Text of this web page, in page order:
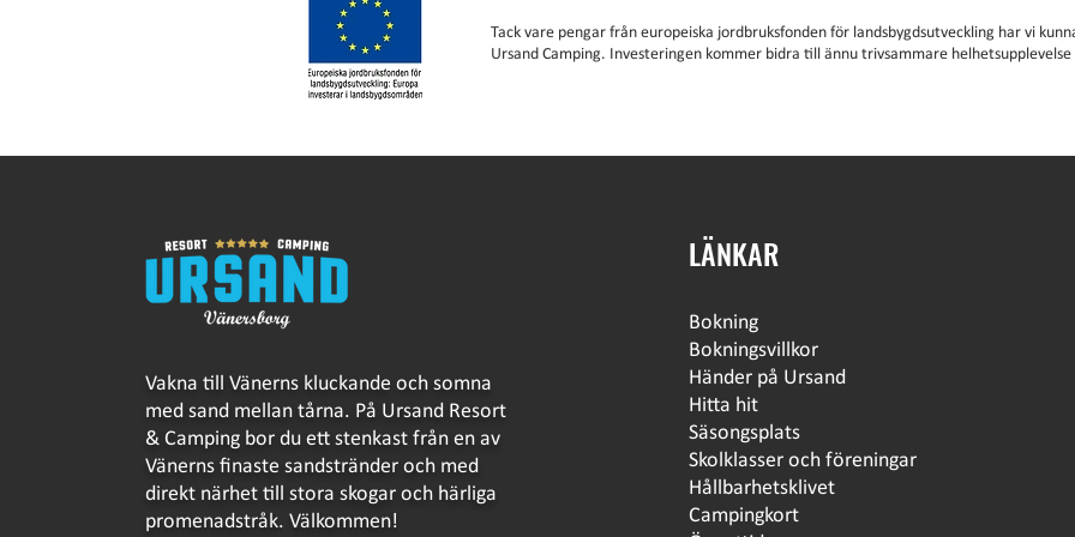
Tack vare pengar från europeiska jordbruksfonden för landsbygdsutveckling har vi
Ursand Camping. Investeringen kommer bidra till ännu trivsammare
Vakna till Vänerns kluckande och somna
med sand mellan tårna. På Ursand Resort
& Camping bor du ett stenkast från en av
Vänerns finaste sandstränder och med
direkt närhet till stora skogar och härliga
promenadstråk. Välkommen!
LÄNKAR
Bokning
Bokningsvillkor
Händer på Ursand
Hitta hit
Säsongsplats
Skolklasser och föreningar
Hållbarhetsklivet
Campingkort